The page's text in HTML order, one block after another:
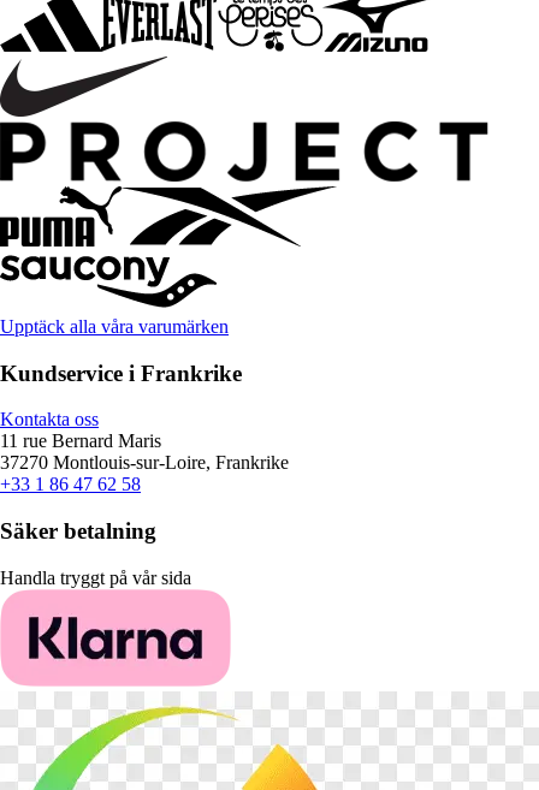
Upptäck alla våra varumärken
Kundservice i Frankrike
Kontakta oss
11 rue Bernard Maris
37270 Montlouis-sur-Loire, Frankrike
+33 1 86 47 62 58
Säker betalning
Handla tryggt på vår sida